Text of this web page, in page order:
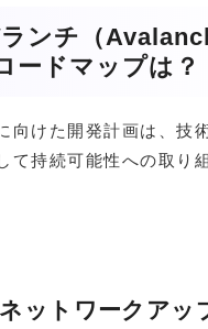
ンチ（
ードマップは？
向けた開発計画は、技
て持続可能性への取り
ットワークアッ